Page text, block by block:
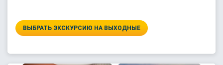
ВЫБРАТЬ ЭКСКУРСИЮ НА ВЫХОДНЫЕ